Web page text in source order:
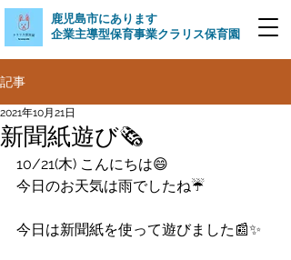
​鹿児島市にあります
企業主導型保育事業クラリス保育園
記事
新聞紙遊び🗞
2021年10月21日
10/21(木) こんにちは😄
今日のお天気は雨でしたね☔️
今日は新聞紙を使って遊びました📰✨